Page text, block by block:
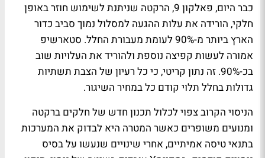
כבר היום, פאלקון 9, הרקטה שניתנת לשימוש חוזר באופן
חלקי, הורידה את עלות ההגעה למסלול נמוך סביב כדור
הארץ ביותר מ-90% לעומת מעבורת החלל. סטארשיפ
אמורה לעשות קפיצה נוספת ולהוריד את העלויות שוב
בכ-90%. זה נתון קריטי, כי כל רעיון של הצבת תשתיות
גדולות בחלל תלוי קודם כל במחיר השיגור.
הניסוי הקרוב צפוי לכלול תכנון חדש של חלקים ברקטה
ומנועים משופרים כאשר המטרה היא לבדוק את המערכות
בתנאי טיסה אמיתיים, אחרי שינויים שנעשו על בסיס